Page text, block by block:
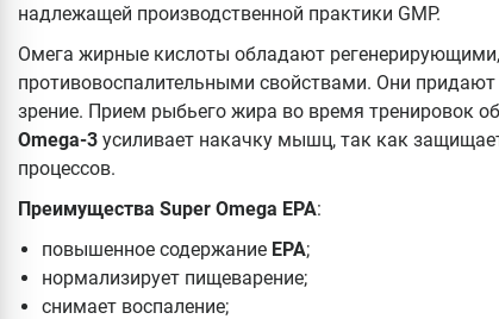
надлежащей производственной практики GMP.
Омега жирные кислоты обладают
противовоспалительными свойствами. Они
зрение. Прием рыбьего жира во время тренировок
Omega-3 усиливает накачку мышц, так как
процессов.
Преимущества Super Omega EPA:
повышенное содержание EPA;
нормализирует пищеварение;
снимает воспаление;